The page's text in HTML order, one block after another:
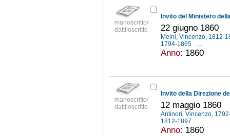
manoscritto/
dattiloscritto
22 giugno 1860
Meini, Vincenzo, 1812-
1794-1865
...
Anno: 1860
manoscritto/
dattiloscritto
12 maggio 1860
Antinori, Vincenzo,
1812-1897
...
Anno: 1860